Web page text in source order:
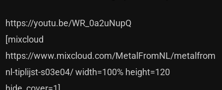
https://youtu.be/WR_0a2uNupQ
[mixcloud
https://www.mixcloud.com/MetalFromNL/metalfrom
nl-tiplijst-s03e04/ width=100% height=120